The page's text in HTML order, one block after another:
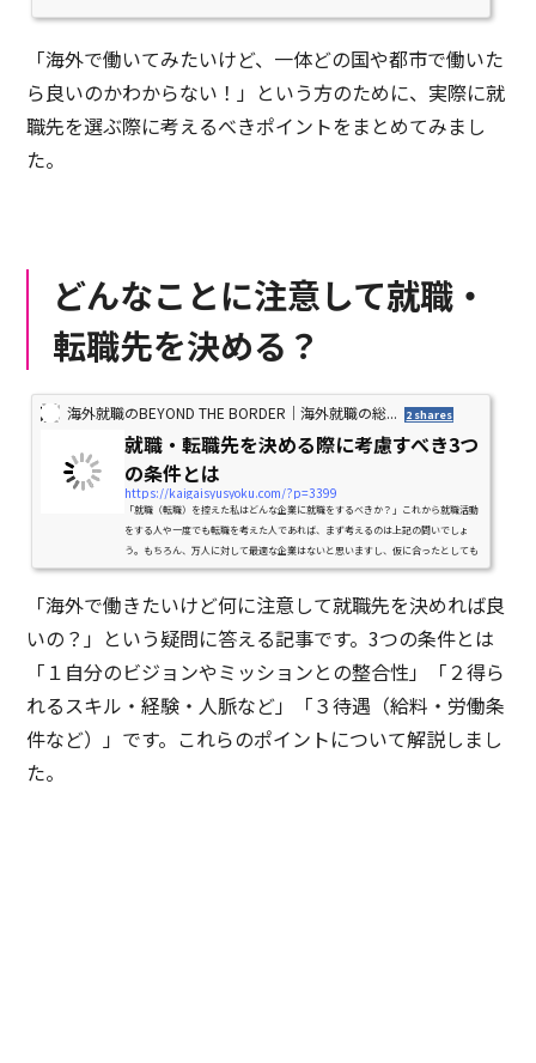
「海外で働いてみたいけど、一体どの国や都市で働いた
ら良いのかわからない！」という方のために、実際に就
職先を選ぶ際に考えるべきポイントをまとめてみまし
た。
どんなことに注意して就職・
転職先を決める？
海外就職のBEYOND THE BORDER｜海外就職の総... 2 shares
就職・転職先を決める際に考慮すべき3つ
の条件とは
https://kaigaisyusyoku.com/?p=3399
「就職（転職）を控えた私はどんな企業に就職をするべきか？」これから就職活動
をする人や一度でも転職を考えた人であれば、まず考えるのは上記の問いでしょ
う。もちろん、万人に対して最適な企業はないと思いますし、仮に合ったとしても
そんな企業へは応募が殺到す...
「海外で働きたいけど何に注意して就職先を決めれば良
いの？」という疑問に答える記事です。3つの条件とは
「１自分のビジョンやミッションとの整合性」「２得ら
れるスキル・経験・人脈など」「３待遇（給料・労働条
件など）」です。これらのポイントについて解説しまし
た。